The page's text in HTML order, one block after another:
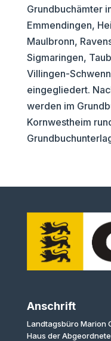
Grundbuchämter
Emmendingen,
Maulbronn,
Sigmaringen,
Villingen-
eingegliedert.
werden im
Kornwestheim
Anschrift
Landtagsbüro Marion
Haus der